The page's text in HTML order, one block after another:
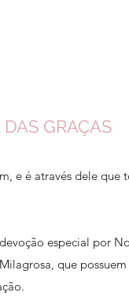
GRAÇAS
e é através dele que
especial por
que